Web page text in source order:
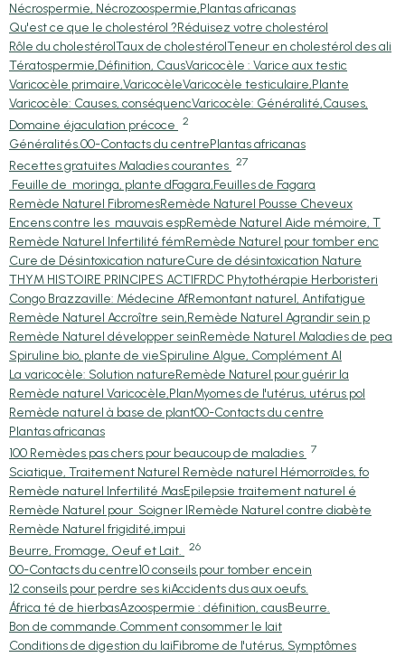
Nécrospermie, Nécrozoospermie,Plantas africanas
Qu'est ce que le cholestérol ?Réduisez votre cholestérol
Rôle du cholestérolTaux de cholestérolTeneur en cholestérol des ali
Tératospermie,Définition, CausVaricocèle : Varice aux testic
Varicocèle primaire,VaricocèleVaricocèle testiculaire,Plante
Varicocèle: Causes, conséquencVaricocèle: Généralité,Causes,
Domaine éjaculation précoce
2
Généralités.00-Contacts du centrePlantas africanas
Recettes gratuites Maladies courantes 27
Feuille de moringa, plante dFagara,Feuilles de Fagara
Remède Naturel FibromesRemède Naturel Pousse Cheveux
Encens contre les mauvais espRemède Naturel Aide mémoire, T
Remède Naturel Infertilité fémRemède Naturel pour tomber enc
Cure de Désintoxication natureCure de désintoxication Nature
THYM HISTOIRE PRINCIPES ACTIFRDC Phytothérapie Herboristeri
Congo Brazzaville: Médecine AfRemontant naturel, Antifatigue
Remède Naturel Accroître sein,Remède Naturel Agrandir sein p
Remède Naturel développer seinRemède Naturel Maladies de pea
Spiruline bio, plante de vieSpiruline Algue, Complément Al
La varicocèle: Solution natureRemède Naturel pour guérir la
Remède naturel Varicocèle,PlanMyomes de l'utérus, utérus pol
Remède naturel à base de plant00-Contacts du centre
Plantas africanas
100 Remèdes pas chers pour beaucoup de maladies 7
Sciatique, Traitement Naturel Remède naturel Hémorroïdes, fo
Remède naturel Infertilité MasEpilepsie traitement naturel é
Remède Naturel pour Soigner lRemède Naturel contre diabète
Remède Naturel frigidité,impui
Beurre, Fromage, Oeuf et Lait.
26
00-Contacts du centre10 conseils pour tomber encein
12 conseils pour perdre ses kiAccidents dus aux oeufs.
África té de hierbasAzoospermie : définition, causBeurre.
Bon de commande.Comment consommer le lait
Conditions de digestion du laiFibrome de l'utérus, Symptômes